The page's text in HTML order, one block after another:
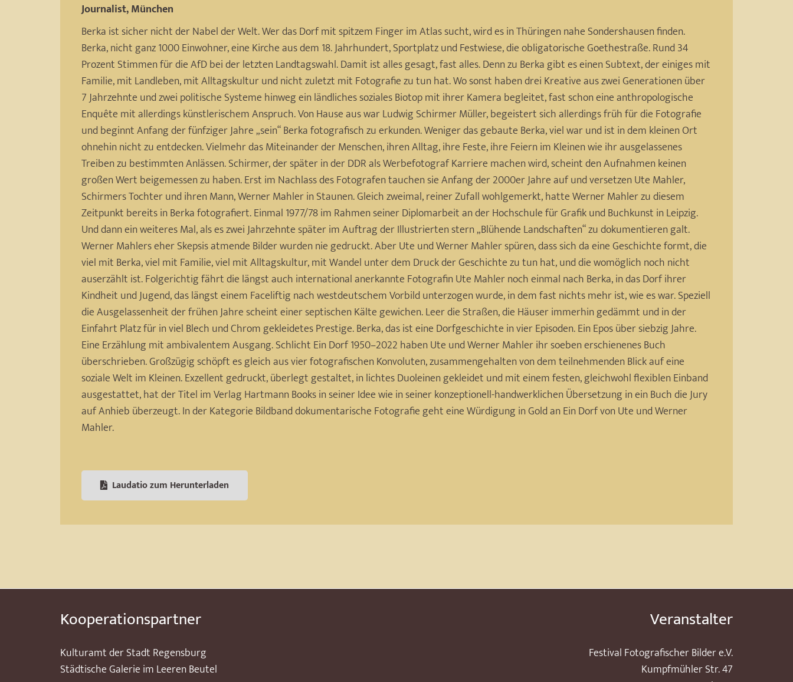
Journalist, München
Berka ist sicher nicht der Nabel der Welt. Wer das Dorf mit spitzem Finger im Atlas sucht, wird es in Thüringen nahe Sondershausen finden.
Berka, nicht ganz 1000 Einwohner, eine Kirche aus dem 18. Jahrhundert, Sportplatz und Festwiese, die obligatorische Goethestraße. Rund 34
Prozent Stimmen für die AfD bei der letzten Landtagswahl. Damit ist alles gesagt, fast alles. Denn zu Berka gibt es einen Subtext, der einiges mit
Familie, mit Landleben, mit Alltagskultur und nicht zuletzt mit Fotografie zu tun hat. Wo sonst haben drei Kreative aus zwei Generationen über
7 Jahrzehnte und zwei politische Systeme hinweg ein ländliches soziales Biotop mit ihrer Kamera begleitet, fast schon eine anthropologische
Enquête mit allerdings künstlerischem Anspruch. Von Hause aus war Ludwig Schirmer Müller, begeistert sich allerdings früh für die Fotografie
und beginnt Anfang der fünfziger Jahre „sein“ Berka fotografisch zu erkunden. Weniger das gebaute Berka, viel war und ist in dem kleinen Ort
ohnehin nicht zu entdecken. Vielmehr das Miteinander der Menschen, ihren Alltag, ihre Feste, ihre Feiern im Kleinen wie ihr ausgelassenes
Treiben zu bestimmten Anlässen. Schirmer, der später in der DDR als Werbefotograf Karriere machen wird, scheint den Aufnahmen keinen
großen Wert beigemessen zu haben. Erst im Nachlass des Fotografen tauchen sie Anfang der 2000er Jahre auf und versetzen Ute Mahler,
Schirmers Tochter und ihren Mann, Werner Mahler in Staunen. Gleich zweimal, reiner Zufall wohlgemerkt, hatte Werner Mahler zu diesem
Zeitpunkt bereits in Berka fotografiert. Einmal 1977/78 im Rahmen seiner Diplomarbeit an der Hochschule für Grafik und Buchkunst in Leipzig.
Und dann ein weiteres Mal, als es zwei Jahrzehnte später im Auftrag der Illustrierten stern „Blühende Landschaften“ zu dokumentieren galt.
Werner Mahlers eher Skepsis atmende Bilder wurden nie gedruckt. Aber Ute und Werner Mahler spüren, dass sich da eine Geschichte formt, die
viel mit Berka, viel mit Familie, viel mit Alltagskultur, mit Wandel unter dem Druck der Geschichte zu tun hat, und die womöglich noch nicht
auserzählt ist. Folgerichtig fährt die längst auch international anerkannte Fotografin Ute Mahler noch einmal nach Berka, in das Dorf ihrer
Kindheit und Jugend, das längst einem Faceliftig nach westdeutschem Vorbild unterzogen wurde, in dem fast nichts mehr ist, wie es war. Speziell
die Ausgelassenheit der frühen Jahre scheint einer septischen Kälte gewichen. Leer die Straßen, die Häuser immerhin gedämmt und in der
Einfahrt Platz für in viel Blech und Chrom gekleidetes Prestige. Berka, das ist eine Dorfgeschichte in vier Episoden. Ein Epos über siebzig Jahre.
Eine Erzählung mit ambivalentem Ausgang. Schlicht Ein Dorf 1950–2022 haben Ute und Werner Mahler ihr soeben erschienenes Buch
überschrieben. Großzügig schöpft es gleich aus vier fotografischen Konvoluten, zusammengehalten von dem teilnehmenden Blick auf eine
soziale Welt im Kleinen. Exzellent gedruckt, überlegt gestaltet, in lichtes Duoleinen gekleidet und mit einem festen, gleichwohl flexiblen Einband
ausgestattet, hat der Titel im Verlag Hartmann Books in seiner Idee wie in seiner konzeptionell-handwerklichen Übersetzung in ein Buch die Jury
auf Anhieb überzeugt. In der Kategorie Bildband dokumentarische Fotografie geht eine Würdigung in Gold an Ein Dorf von Ute und Werner
Mahler.
Laudatio zum Herunterladen
Kooperationspartner
Kulturamt der Stadt Regensburg
Städtische Galerie im Leeren Beutel
Veranstalter
Festival Fotografischer Bilder e.V.
Kumpfmühler Str. 47